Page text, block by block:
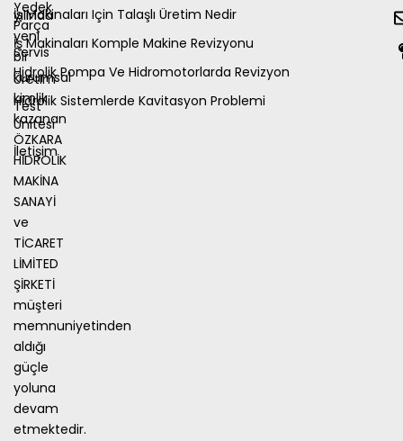
yılında
yeni
bir
kurumsal
kimlik
kazanan
ÖZKARA
HİDROLİK
MAKİNA
SANAYİ
ve
TİCARET
LİMİTED
ŞİRKETİ
müşteri
memnuniyetinden
aldığı
güçle
yoluna
devam
etmektedir.
Yedek
Parça
Servis
Üretim
Test
Ünitesi
İletişim
İş Makinaları Için Talaşlı Üretim Nedir
İş Makinaları Komple Makine Revizyonu
Hidrolik Pompa Ve Hidromotorlarda Revizyon
Hidrolik Sistemlerde Kavitasyon Problemi